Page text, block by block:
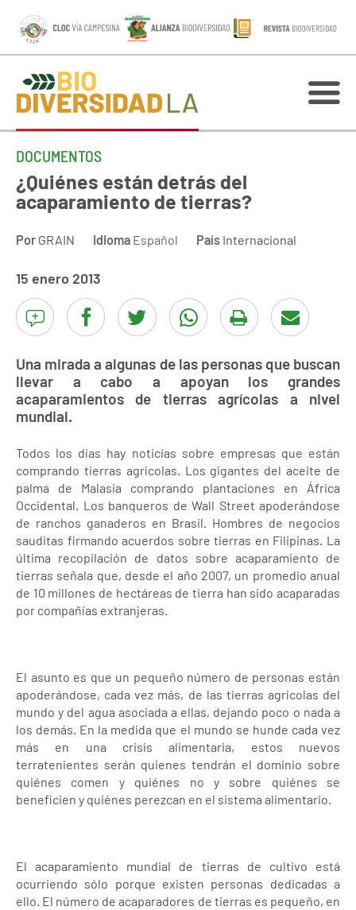
DOCUMENTOS
¿Quiénes están detrás del
acaparamiento de tierras?
Por GRAIN Idioma Español País Internacional
15 enero 2013
Una mirada a algunas de las personas que buscan
llevar a cabo a apoyan los grandes
acaparamientos de tierras agrícolas a nivel
mundial.
Todos los días hay noticias sobre empresas que están
comprando tierras agrícolas. Los gigantes del aceite de
palma de Malasia comprando plantaciones en África
Occidental. Los banqueros de Wall Street apoderándose
de ranchos ganaderos en Brasil. Hombres de negocios
sauditas firmando acuerdos sobre tierras en Filipinas. La
última recopilación de datos sobre acaparamiento de
tierras señala que, desde el año 2007, un promedio anual
de 10 millones de hectáreas de tierra han sido acaparadas
por compañías extranjeras.
El asunto es que un pequeño número de personas están
apoderándose, cada vez más, de las tierras agrícolas del
mundo y del agua asociada a ellas, dejando poco o nada a
los demás. En la medida que el mundo se hunde cada vez
más en una crisis alimentaria, estos nuevos
terratenientes serán quienes tendrán el dominio sobre
quiénes comen y quiénes no y sobre quiénes se
beneficien y quiénes perezcan en el sistema alimentario.
El acaparamiento mundial de tierras de cultivo está
ocurriendo sólo porque existen personas dedicadas a
ello. El número de acaparadores de tierras es pequeño, en